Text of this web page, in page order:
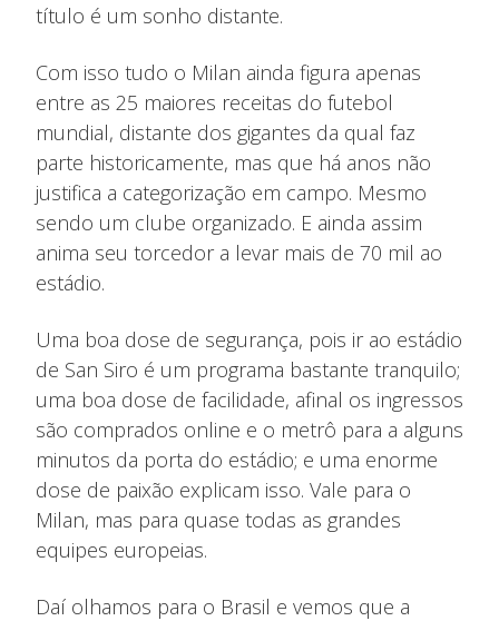
título é um sonho distante.
Com isso tudo o Milan ainda figura apenas
entre as 25 maiores receitas do futebol
mundial, distante dos gigantes da qual faz
parte historicamente, mas que há anos não
justifica a categorização em campo. Mesmo
sendo um clube organizado. E ainda assim
anima seu torcedor a levar mais de 70 mil ao
estádio.
Uma boa dose de segurança, pois ir ao estádio
de San Siro é um programa bastante tranquilo;
uma boa dose de facilidade, afinal os ingressos
são comprados online e o metrô para a alguns
minutos da porta do estádio; e uma enorme
dose de paixão explicam isso. Vale para o
Milan, mas para quase todas as grandes
equipes europeias.
Daí olhamos para o Brasil e vemos que a